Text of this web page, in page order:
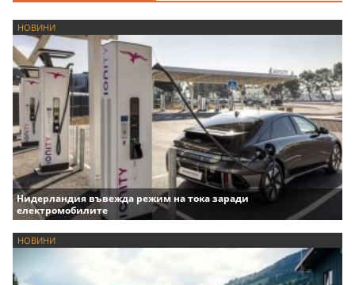
НОВИНИ
Нидерландия въвежда режим на тока заради
електромобилите
НОВИНИ